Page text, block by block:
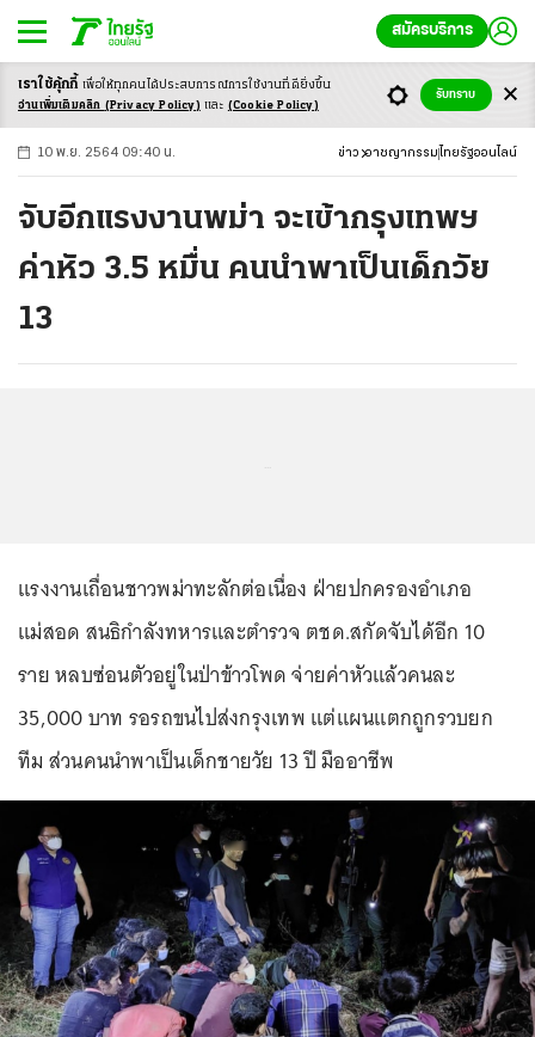
สมัครบริการ
-ก ก ก+
10 พ.ย. 2564 09:40 น. ข่าว อาชญากรรม ไทยรัฐออนไลน์
จับอีกแรงงานพม่า จะเข้ากรุงเทพฯ
ค่าหัว 3.5 หมื่น คนนำพาเป็นเด็กวัย
13
แรงงานเถื่อนชาวพม่าทะลักต่อเนื่อง ฝ่ายปกครองอำเภอ
แม่สอด สนธิกำลังทหารและตำรวจ ตชด.สกัดจับได้อีก 10
ราย หลบซ่อนตัวอยู่ในป่าข้าวโพด จ่ายค่าหัวแล้วคนละ
35,000 บาท รอรถขนไปส่งกรุงเทพ แต่แผนแตกถูกรวบยก
ทีม ส่วนคนนำพาเป็นเด็กชายวัย 13 ปี มืออาชีพ
เราใช้คุ้กกี้ เพื่อให้ทุกคนได้ประสบการณ์การใช้งานที่ดียิ่งขึ้น
อ่านเพิ่มเติมคลิก (Privacy Policy) และ (Cookie Policy)
รับทราบ